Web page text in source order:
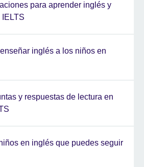
para aprender inglés y
IELTS
inglés a los niños en
y respuestas de lectura en
en inglés que puedes seguir